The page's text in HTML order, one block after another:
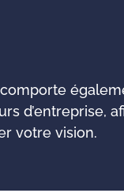
d’entreprise,
votre vision.